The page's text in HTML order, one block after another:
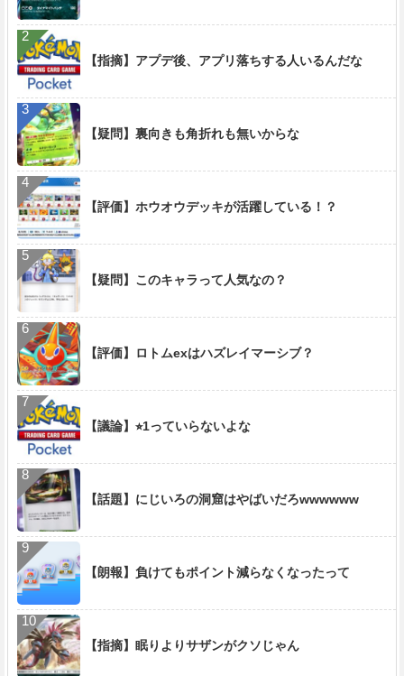
【指摘】アプデ後、アプリ落ちする人いるんだな
【疑問】裏向きも角折れも無いからな
【評価】ホウオウデッキが活躍している！？
【疑問】このキャラって人気なの？
【評価】ロトムexはハズレイマーシブ？
【議論】⭐︎1っていらないよな
【話題】にじいろの洞窟はやばいだろwwwwww
【朗報】負けてもポイント減らなくなったって
【指摘】眠りよりサザンがクソじゃん